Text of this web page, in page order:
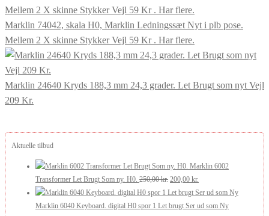
Marklin 74042, skala H0, Marklin Ledningssæt Nyt i plb pose.
Mellem 2 X skinne Stykker Vejl 59 Kr . Har flere.
Marklin 24640 Kryds 188,3 mm 24,3 grader. Let Brugt som nyt Vejl
209 Kr.
Aktuelle tilbud
Marklin 6002
Transformer Let Brugt Som ny. H0. 250,00kr. Den
oprindelige
pris
200,00 kr.
aktuelle
pris
Marklin 6040 Keyboard. digital H0 spor 1 Let brugt Ser ud som Ny